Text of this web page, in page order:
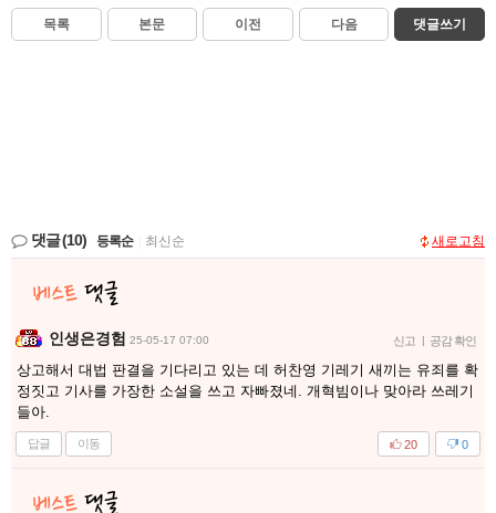
목록 본문 이전 다음 댓글쓰기
댓글(10) 등록순 최신순 새로고침
인생은경험 25-05-17 07:00 신고 | 공감 확인
상고해서 대법 판결을 기다리고 있는 데 허찬영 기레기 새끼는 유죄를 확
정짓고 기사를 가장한 소설을 쓰고 자빠졌네. 개혁빔이나 맞아라 쓰레기
들아.
답글 이동 0
20